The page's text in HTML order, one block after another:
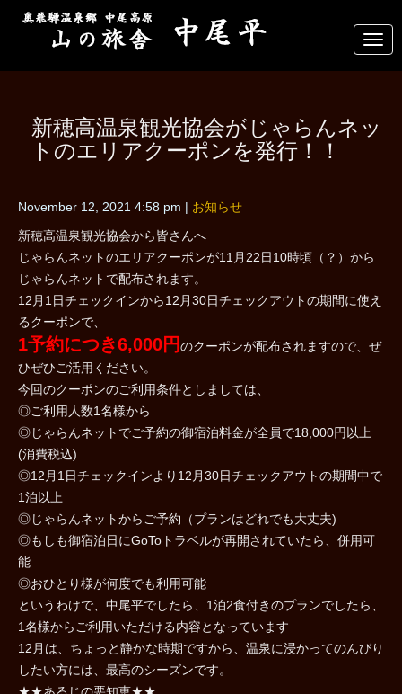
N
a
v
t
新穂高温泉観光協会がじゃらんネッ
トのエリアクーポンを発行！！
November 12, 2021 4:58 pm お知らせ
新穂高温泉観光協会から皆さんへ
じゃらんネットのエリアクーポンが11月22日10時頃（？）から
じゃらんネットで配布されます。
12月1日チェックインから12月30日チェックアウトの期間に使え
るクーポンで、
1予約につき6,000円 のクーポンが配布されますので、ぜ
ひぜひご活用ください。
今回のクーポンのご利用条件としましては、
◎ご利用人数1名様から
◎じゃらんネットでご予約の御宿泊料金が全員で18,000円以上
(消費税込)
◎12月1日チェックインより12月30日チェックアウトの期間中で
1泊以上
◎じゃらんネットからご予約（プランはどれでも大丈夫)
◎もしも御宿泊日にGoToトラベルが再開されていたら、併用可
能
◎おひとり様が何度でも利用可能
というわけで、中尾平でしたら、1泊2食付きのプランでしたら、
1名様からご利用いただける内容となっています
12月は、ちょっと静かな時期ですから、温泉に浸かってのんびり
したい方には、最高のシーズンです。